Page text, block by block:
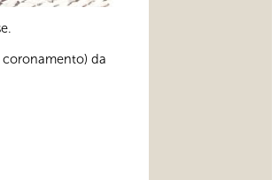
da